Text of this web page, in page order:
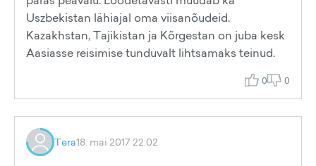
Uszbekistan lähiajal oma viisanõudeid.
Kazakhstan, Tajikistan ja Kõrgestan on juba kesk
Aasiasse reisimise tunduvalt lihtsamaks teinud.
0 0
Tera18. mai 2017 22:02